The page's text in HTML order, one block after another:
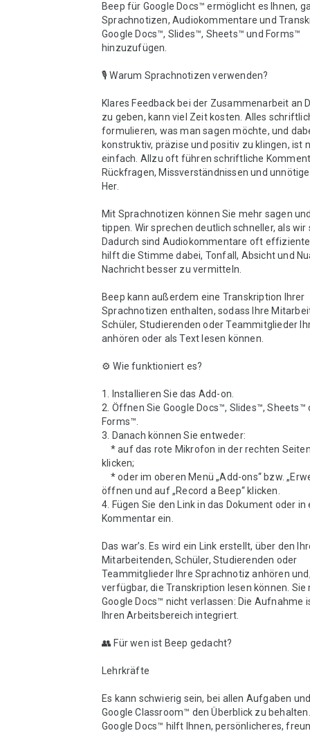
Beep für Google Docs™ ermöglicht es Ihnen,
Sprachnotizen, Audiokommentare und
Google Docs™, Slides™, Sheets™ und Forms™
hinzuzufügen.
🎙️ Warum Sprachnotizen verwenden?
Klares Feedback bei der Zusammenarbeit an
zu geben, kann viel Zeit kosten. Alles
formulieren, was man sagen möchte, und
konstruktiv, präzise und positiv zu klingen, ist
einfach. Allzu oft führen schriftliche
Rückfragen, Missverständnissen und
Her.
Mit Sprachnotizen können Sie mehr sagen
tippen. Wir sprechen deutlich schneller, als wir
Dadurch sind Audiokommentare oft
hilft die Stimme dabei, Tonfall, Absicht und
Nachricht besser zu vermitteln.
Beep kann außerdem eine Transkription Ihrer
Sprachnotizen enthalten, sodass Ihre
Schüler, Studierenden oder Teammitglieder
anhören oder als Text lesen können.
⚙️ Wie funktioniert es?
1. Installieren Sie das Add-on.
2. Öffnen Sie Google Docs™, Slides™, Sheets™
Forms™.
3. Danach können Sie entweder:
klicken;
öffnen und auf „Record a Beep“ klicken.
4. Fügen Sie den Link in das Dokument oder in
Kommentar ein.
Das war’s. Es wird ein Link erstellt, über den
Mitarbeitenden, Schüler, Studierenden oder
Teammitglieder Ihre Sprachnotiz anhören
verfügbar, die Transkription lesen können. Sie
Google Docs™ nicht verlassen: Die Aufnahme
Ihren Arbeitsbereich integriert.
👥 Für wen ist Beep gedacht?
Lehrkräfte
Es kann schwierig sein, bei allen Aufgaben
Google Classroom™ den Überblick zu
Google Docs™ hilft Ihnen, persönlicheres,